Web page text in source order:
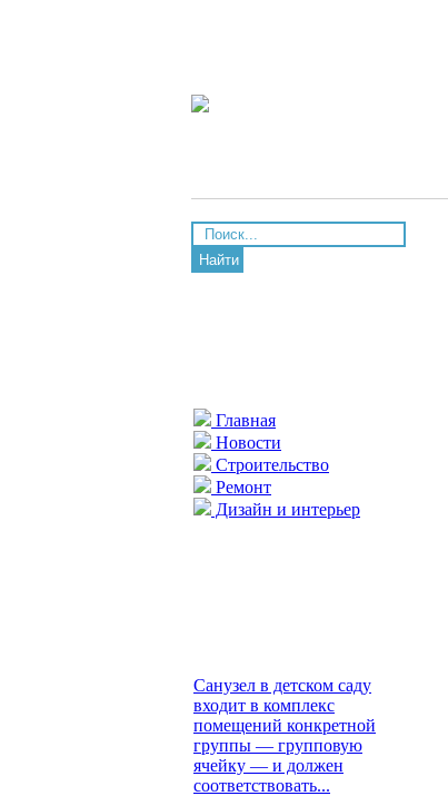
Найти
Главная
Новости
Строительство
Ремонт
Дизайн и интерьер
Санузел в детском саду
входит в комплекс
помещений конкретной
группы — групповую
ячейку — и должен
соответствовать...